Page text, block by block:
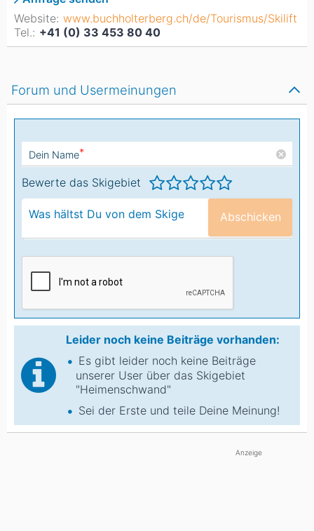
Website: www.buchholterberg.ch/de/Tourismus/Skilift
Tel.: +41 (0) 33 453 80 40
Forum und Usermeinungen
Dein Name*
Bewerte das Skigebiet
Abschicken
Leider noch keine Beiträge vorhanden:
Es gibt leider noch keine Beiträge
unserer User über das Skigebiet
"Heimenschwand"
Sei der Erste und teile Deine Meinung!
Anzeige